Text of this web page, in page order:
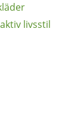
livsstil